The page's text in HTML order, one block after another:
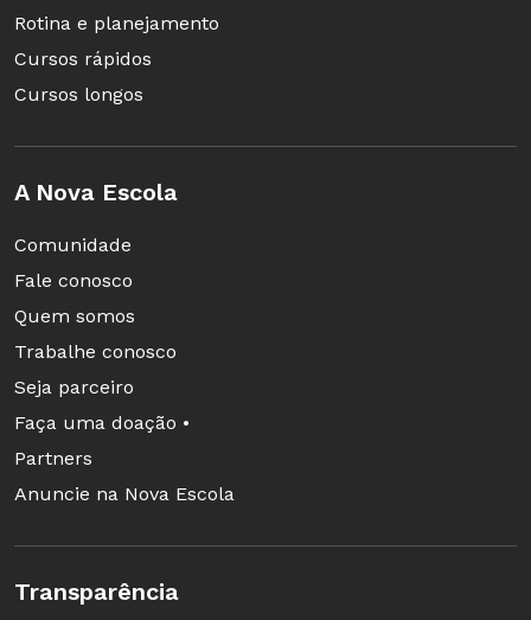
Rotina e planejamento
Cursos rápidos
Cursos longos
A Nova Escola
Comunidade
Fale conosco
Quem somos
Trabalhe conosco
Seja parceiro
Faça uma doação •
Partners
Anuncie na Nova Escola
Transparência